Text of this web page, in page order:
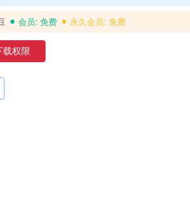
会员: 免费 永久会员: 免费
载权限